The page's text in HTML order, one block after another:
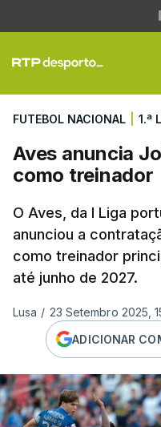
Aves
FUTEBOL NACIONAL 1.ª
Aves anuncia
como treinador
O Aves, da I Liga
anunciou a
como treinador
até junho de 2027.
Lusa / 23 Setembro 2025,
ADICIONAR